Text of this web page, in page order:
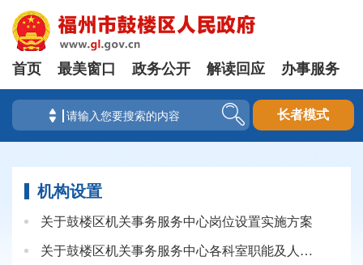
首页 最美窗口 政务公开 解读回应 办事服务
长者模式
机构设置
关于鼓楼区机关事务服务中心岗位设置实施方案
关于鼓楼区机关事务服务中心各科室职能及人员情况的通知